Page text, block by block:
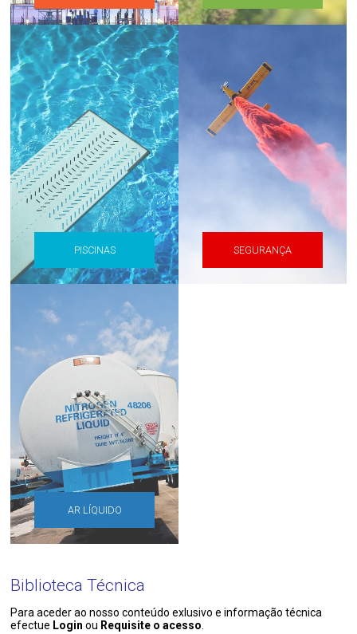
PISCINAS SEGURANÇA
AR LÍQUIDO
Biblioteca Técnica
Para aceder ao nosso conteúdo exlusivo e informação técnica
efectue Login ou Requisite o acesso